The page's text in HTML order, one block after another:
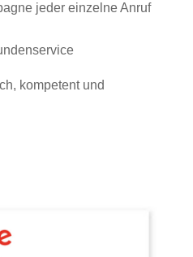
jeder einzelne Anruf
kompetent und